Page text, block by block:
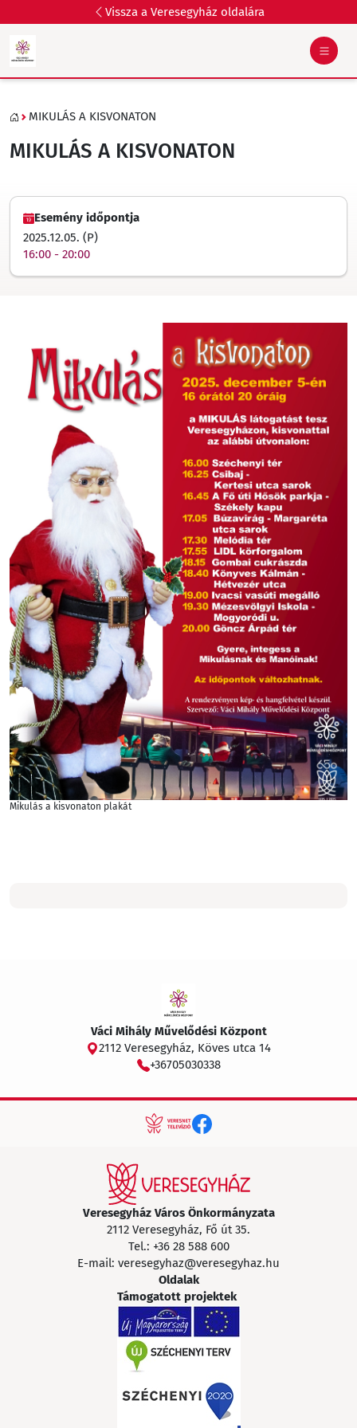
Vissza a Veresegyház oldalára
MIKULÁS A KISVONATON
MIKULÁS A KISVONATON
Esemény időpontja
2025.12.05. (P)
16:00 - 20:00
Mikulás a kisvonaton plakát
Váci Mihály Művelődési Központ
2112 Veresegyház, Köves utca 14
+36705030338
Veresegyház Város Önkormányzata
2112 Veresegyház, Fő út 35.
Tel.: +36 28 588 600
E-mail: veresegyhaz@veresegyhaz.hu
Oldalak
Támogatott projektek